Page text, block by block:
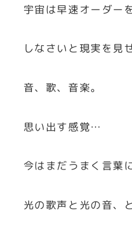
宇宙は早速オーダー
しなさいと現実を見
音、歌、音楽。
思い出す感覚…
今はまだうまく言葉
光の歌声と光の音、